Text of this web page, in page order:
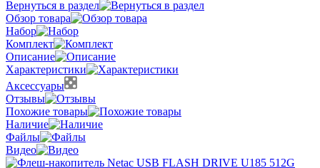
Вернуться в раздел
Обзор товара
Набор
Комплект
Описание
Характеристики
Аксессуары
Отзывы
Похожие товары
Наличие
Файлы
Видео